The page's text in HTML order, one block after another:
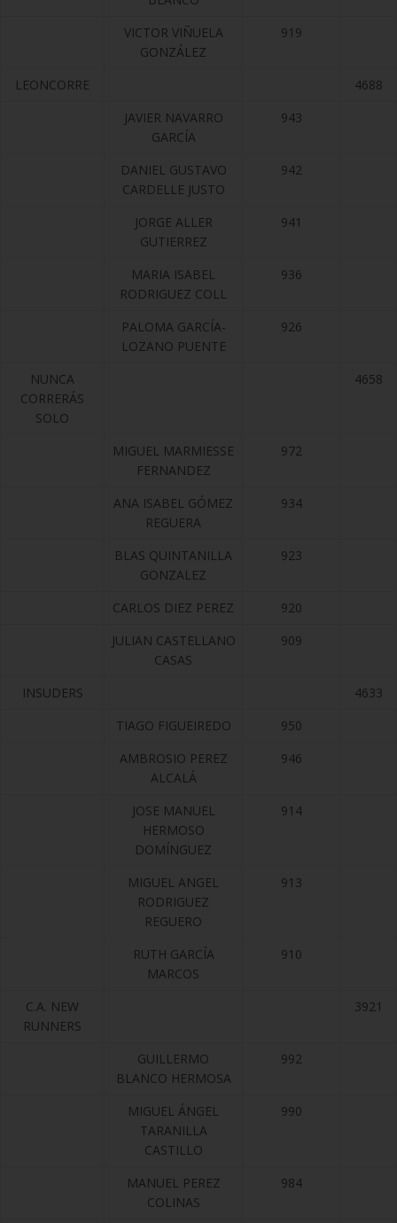
VICTOR VIÑUELA
GONZÁLEZ
919
LEONCORRE
4688
JAVIER NAVARRO
GARCÍA
943
DANIEL GUSTAVO
CARDELLE JUSTO
942
JORGE ALLER
GUTIERREZ
941
MARIA ISABEL
RODRIGUEZ COLL
936
PALOMA GARCÍA-
LOZANO PUENTE
926
NUNCA
CORRERÁS
SOLO
4658
MIGUEL MARMIESSE
FERNANDEZ
972
ANA ISABEL GÓMEZ
REGUERA
934
BLAS QUINTANILLA
GONZALEZ
923
CARLOS DIEZ PEREZ
920
JULIAN CASTELLANO
CASAS
909
INSUDERS
4633
TIAGO FIGUEIREDO
950
AMBROSIO PEREZ
ALCALÁ
946
JOSE MANUEL
HERMOSO
DOMÍNGUEZ
914
MIGUEL ANGEL
RODRIGUEZ
REGUERO
913
RUTH GARCÍA
MARCOS
910
C.A. NEW
RUNNERS
3921
GUILLERMO
BLANCO HERMOSA
992
MIGUEL ÁNGEL
TARANILLA
CASTILLO
990
MANUEL PEREZ
COLINAS
984